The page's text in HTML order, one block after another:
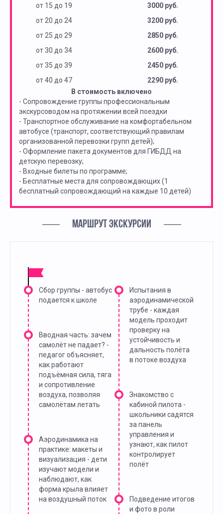
от 15 до 19
3000 руб.
от 20 до 24
3200 руб.
от 25 до 29
2850 руб.
от 30 до 34
2600 руб.
от 35 до 39
2450 руб.
от 40 до 47
2290 руб.
В стоимость включено
- Сопровождение группы профессиональным
экскурсоводом на протяжении всей поездки
- Транспортное обслуживание на комфортабельном
автобусе (транспорт, соответствующий правилам
организованной перевозки групп детей);
- Оформление пакета документов для ГИБДД на
детскую перевозку;
- Входные билеты по программе;
- Бесплатные места для сопровождающих (1
бесплатный сопровождающий на каждые 10 детей)
МАРШРУТ ЭКСКУРСИИ
Сбор группы - автобус
подается к школе
Вводная часть: зачем
самолёт не падает? -
педагог объясняет,
как работают
подъёмная сила, тяга
и сопротивление
воздуха, позволяя
самолётам летать
Аэродинамика на
практике: макеты и
визуализация - дети
изучают модели и
наблюдают, как
форма крыла влияет
на воздушный поток
Испытания в
аэродинамической
трубе - каждая
модель проходит
проверку на
устойчивость и
дальность полёта
в потоке воздуха
Знакомство с
кабиной пилота -
школьники садятся
за панель
управления и
узнают, как пилот
контролирует
полёт
Подведение итогов
и фото в роли